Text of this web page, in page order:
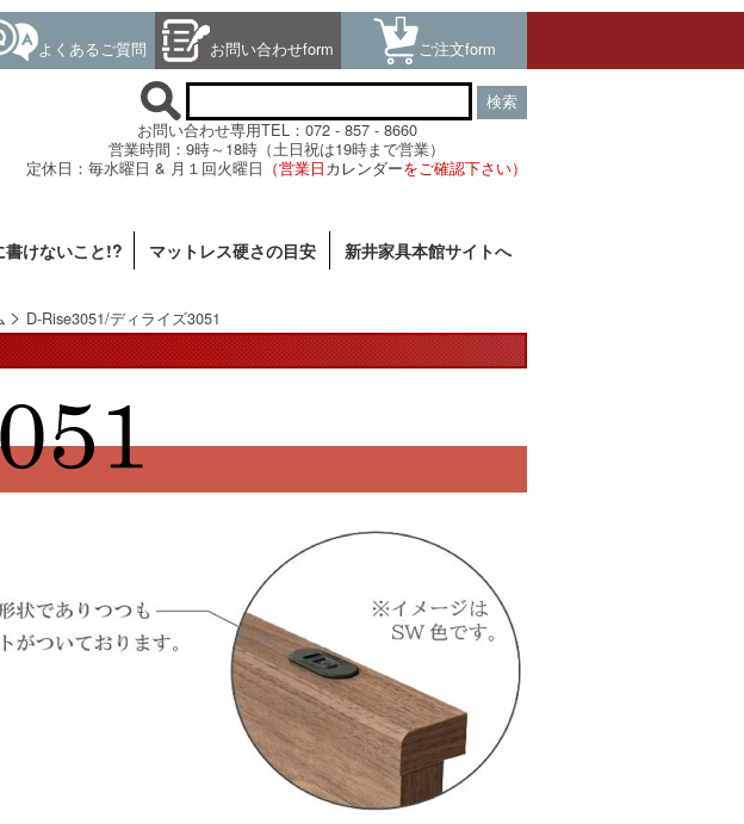
よくあるご質問 お問い合わせform ご注文form
検索
お問い合わせ専用TEL：072 - 857 - 8660
営業時間：9時～18時（土日祝は19時まで営業）
定休日：毎水曜日 & 月１回火曜日 （営業日カレンダーをご確認下さい）
書けないこと!? マットレス硬さの目安 新井家具本館サイトへ
D-Rise3051/ディライズ3051